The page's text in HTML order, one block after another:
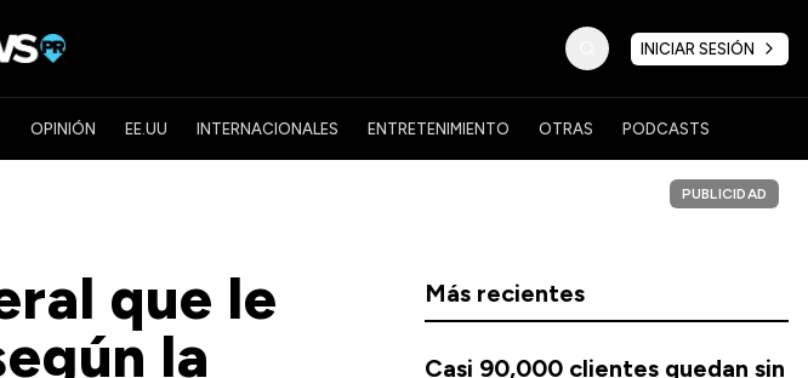
INICIAR SESIÓN
OPINIÓN EE.UU INTERNACIONALES ENTRETENIMIENTO OTRAS PODCASTS
que le
la
PUBLICIDAD
Más recientes
Casi 90,000 clientes quedan sin